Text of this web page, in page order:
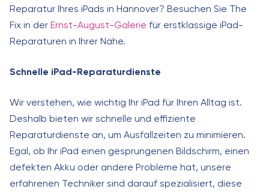
Reparatur Ihres iPads in Hannover? Besuchen Sie The
Fix in der Ernst-August-Galerie für erstklassige iPad-
Reparaturen in Ihrer Nähe.
Schnelle iPad-Reparaturdienste
Wir verstehen, wie wichtig Ihr iPad für Ihren Alltag ist.
Deshalb bieten wir schnelle und effiziente
Reparaturdienste an, um Ausfallzeiten zu minimieren.
Egal, ob Ihr iPad einen gesprungenen Bildschirm, einen
defekten Akku oder andere Probleme hat, unsere
erfahrenen Techniker sind darauf spezialisiert, diese